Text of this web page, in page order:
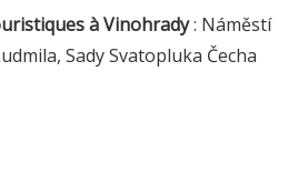
à Vinohrady: Náměstí
Sady Svatopluka Čecha